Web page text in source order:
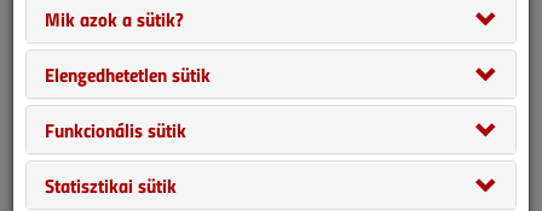
meleg víz előállítására, számos választásunk lehet. Ebben a
cikkben amellett fogunk szakmai érveket felhozni, miért előnyös
egy kifejezetten erre a célra tervezett és gyártott készüléket
választanunk. Ha emellett fontos a hatékony működés is, akkor
egyértelműen a hőszivattyús bojlerek felé hajlik a mérleg nyelve.
Ezekből többfélét is találunk a piacon. Jelentős különbség
fedezhető fel azonban közöttük a kompresszortechnológia, a
Mik azok a sütik?
Elengedhetetlen sütik
Funkcionális sütik
Statisztikai sütik